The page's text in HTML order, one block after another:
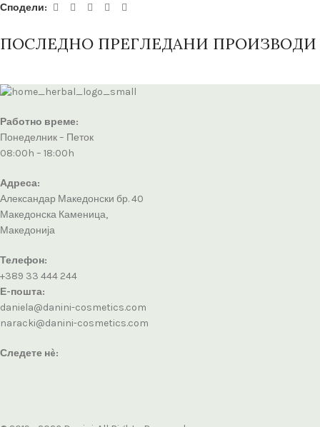
Сподели:
ПОСЛЕДНО ПРЕГЛЕДАНИ ПРОИЗВОДИ
Работно време:
Понеделник – Петок
08:00h – 18:00h
Адреса:
Александар Македонски бр. 40
Македонска Каменица,
Македонија
Телефон:
+389 33 444 244
Е-пошта:
daniela@danini-cosmetics.com
naracki@danini-cosmetics.com
Следете нè: